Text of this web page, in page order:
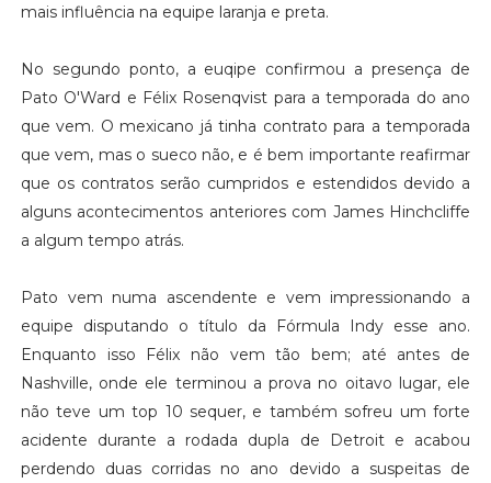
mais influência na equipe laranja e preta.
No segundo ponto, a euqipe confirmou a presença de
Pato O'Ward e Félix Rosenqvist para a temporada do ano
que vem. O mexicano já tinha contrato para a temporada
que vem, mas o sueco não, e é bem importante reafirmar
que os contratos serão cumpridos e estendidos devido a
alguns acontecimentos anteriores com James Hinchcliffe
a algum tempo atrás.
Pato vem numa ascendente e vem impressionando a
equipe disputando o título da Fórmula Indy esse ano.
Enquanto isso Félix não vem tão bem; até antes de
Nashville, onde ele terminou a prova no oitavo lugar, ele
não teve um top 10 sequer, e também sofreu um forte
acidente durante a rodada dupla de Detroit e acabou
perdendo duas corridas no ano devido a suspeitas de